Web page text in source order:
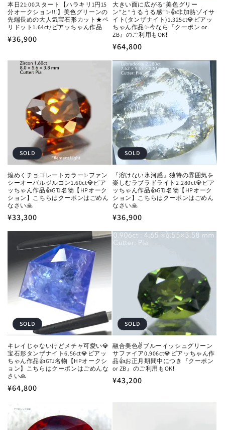
本日21:00スタート【ハラキリ1円15
分オークション!!!】美色グリーンの
先端長めの大人気宝石形カット★ペ
リドット1.64ct/ピアッちゃん作品
通
価
¥36,900
大きい面に広がる“美色グリー
ン”と“うるうる感”✨👍非加熱ゾイサ
イト(タンザナイト)1.325ct💎ピアッ
ちゃん作品✨今なら『クーポン or
ZB』のご利用もOK❗️
通
常
価
格
¥64,800
SOLD
煌めくチョコレートカラー✨ファン
シーオーバルジルコン1.60ct💎ピア
ッちゃん作品👍GTJ名物【HPオーク
ション】こちらはクーポンはごめん
なさい🙏
通
常
¥33,300
SOLD
『溶けない氷河感』独特の雰囲気を
楽しむラブラドライト2.280ct💎ピア
ッちゃん作品👍GTJ名物【HPオーク
ション】こちらはクーポンはごめん
なさい🙏
通
常
価
¥36,900
SOLD
キレイじゃないけどメチャ可愛い💎
宝石形タンザナイト6.56ct💎ピアッ
ちゃん作品👍GTJ名物【HPオークシ
ョン】こちらはクーポンはごめんな
さい🙏
通
価
格
¥64,800
SOLD
融合美色✌️ブルーイッシュグリーン
サファイア0.906ct💎ピアッちゃん作
品👍お正月期間中につき『クーポン
or ZB』のご利用もOK❗️
通
価
¥43,200